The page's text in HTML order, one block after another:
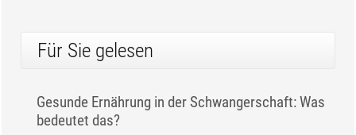
Für Sie gelesen
Gesunde Ernährung in der Schwangerschaft: Was
bedeutet das?